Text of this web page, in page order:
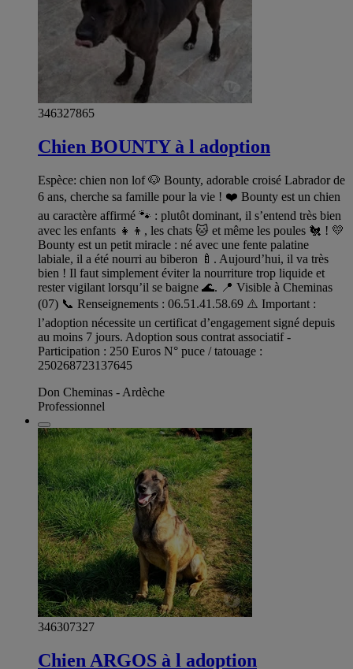
346327865
Chien BOUNTY à l adoption
Espèce: chien non lof 🐶 Bounty, adorable croisé Labrador de
6 ans, cherche sa famille pour la vie ! ❤️ Bounty est un chien
au caractère affirmé 🐾 : plutôt dominant, il s’entend très bien
avec les enfants 👧👦, les chats 🐱 et même les poules 🐔 ! 💛
Bounty est un petit miracle : né avec une fente palatine
labiale, il a été nourri au biberon 🍼. Aujourd’hui, il va très
bien ! Il faut simplement éviter la nourriture trop liquide et
rester vigilant lorsqu’il se baigne 🌊. 📍 Visible à Cheminas
(07) 📞 Renseignements : 06.51.41.58.69 ⚠️ Important :
l’adoption nécessite un certificat d’engagement signé depuis
au moins 7 jours. Adoption sous contrat associatif -
Participation : 250 Euros N° puce / tatouage :
250268723137645
Don Cheminas - Ardèche
Professionnel
346307327
Chien ARGOS à l adoption